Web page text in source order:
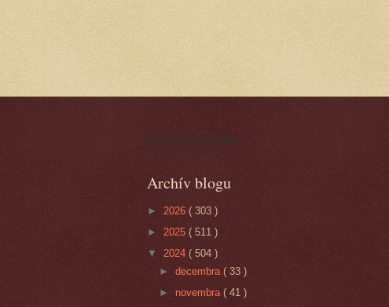
Cynická obluda
Archív blogu
► 2026 ( 303 )
► 2025 ( 511 )
▼ 2024 ( 504 )
►decembra( 33 )
►novembra( 41 )